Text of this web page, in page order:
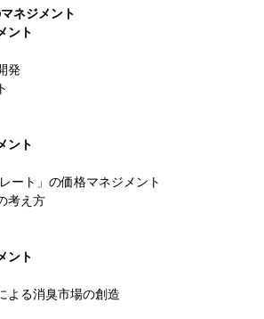
ネジメント
ント
発
ント
ート」の価格マネジメント
考え方
ント
る消臭市場の創造